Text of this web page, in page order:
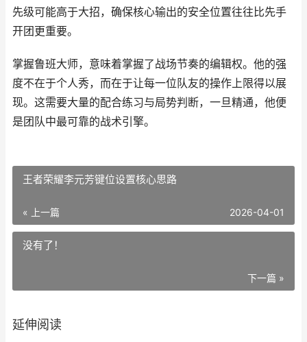
先级可能高于大招，确保核心输出的安全位置往往比先手
开团更重要。
掌握鲁班大师，意味着掌握了战场节奏的编辑权。他的强
度不在于个人秀，而在于让每一位队友的操作上限得以展
现。这需要大量的配合练习与局势判断，一旦精通，他便
是团队中最可靠的战术引擎。
王者荣耀李元芳键位设置核心思路
« 上一篇 2026-04-01
没有了！
下一篇 »
延伸阅读